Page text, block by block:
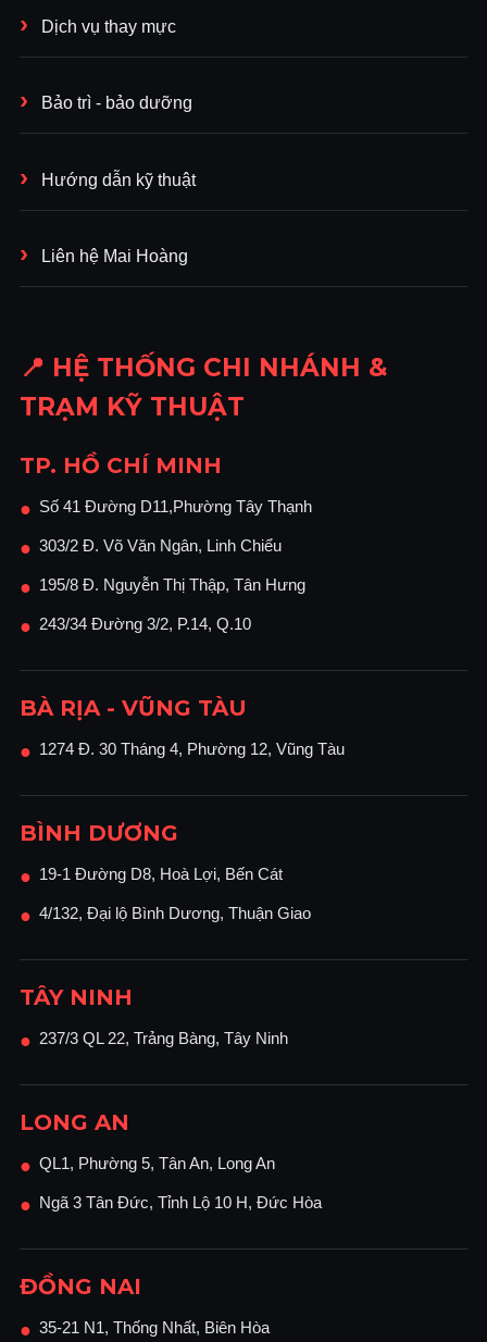
Dịch vụ thay mực
Bảo trì - bảo dưỡng
Hướng dẫn kỹ thuật
Liên hệ Mai Hoàng
📍 HỆ THỐNG CHI NHÁNH &
TRẠM KỸ THUẬT
TP. HỒ CHÍ MINH
● Số 41 Đường D11,Phường Tây Thạnh
● 303/2 Đ. Võ Văn Ngân, Linh Chiểu
● 195/8 Đ. Nguyễn Thị Thập, Tân Hưng
● 243/34 Đường 3/2, P.14, Q.10
BÀ RỊA - VŨNG TÀU
● 1274 Đ. 30 Tháng 4, Phường 12, Vũng Tàu
BÌNH DƯƠNG
● 19-1 Đường D8, Hoà Lợi, Bến Cát
● 4/132, Đại lộ Bình Dương, Thuận Giao
TÂY NINH
● 237/3 QL 22, Trảng Bàng, Tây Ninh
LONG AN
● QL1, Phường 5, Tân An, Long An
● Ngã 3 Tân Đức, Tỉnh Lộ 10 H, Đức Hòa
ĐỒNG NAI
● 35-21 N1, Thống Nhất, Biên Hòa